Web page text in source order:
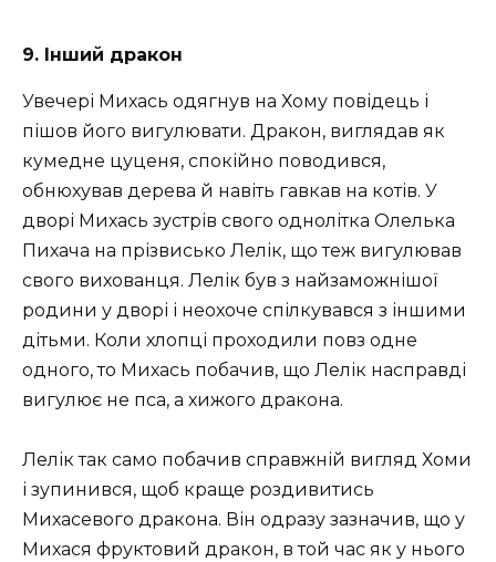
9. Інший дракон
Увечері Михась одягнув на Хому повідець і
пішов його вигулювати. Дракон, виглядав як
кумедне цуценя, спокійно поводився,
обнюхував дерева й навіть гавкав на котів. У
дворі Михась зустрів свого однолітка Олелька
Пихача на прізвисько Лелік, що теж вигулював
свого вихованця. Лелік був з найзаможнішої
родини у дворі і неохоче спілкувався з іншими
дітьми. Коли хлопці проходили повз одне
одного, то Михась побачив, що Лелік насправді
вигулює не пса, а хижого дракона.
Лелік так само побачив справжній вигляд Хоми
і зупинився, щоб краще роздивитись
Михасевого дракона. Він одразу зазначив, що у
Михася фруктовий дракон, в той час як у нього